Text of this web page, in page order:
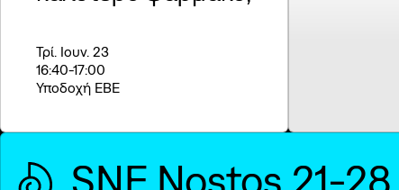
Τρί. Ιουν. 23
16:40-17:00
Υποδοχή ΕΒΕ